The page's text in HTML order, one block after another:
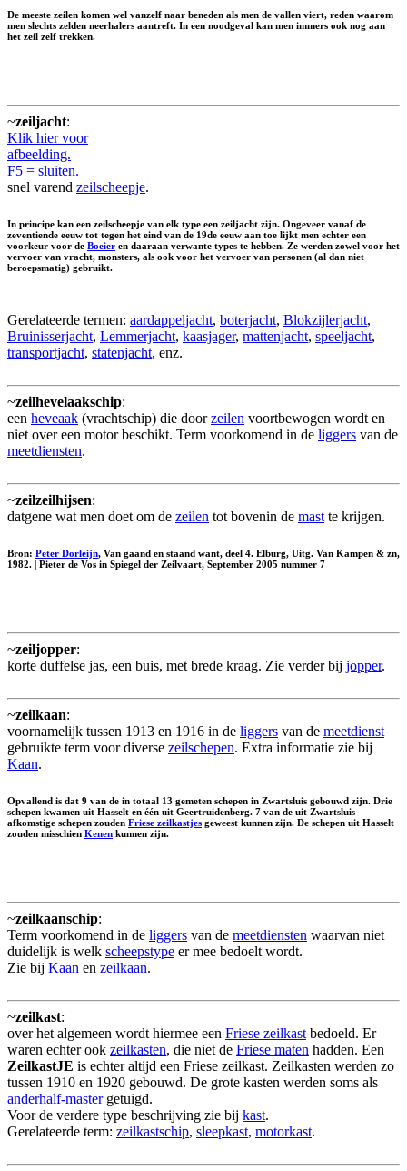
De meeste zeilen komen wel vanzelf naar beneden als men de vallen viert, reden waarom
men slechts zelden neerhalers aantreft. In een noodgeval kan men immers ook nog aan
het zeil zelf trekken.
~zeiljacht:
Klik hier voor
afbeelding.
F5 = sluiten.
snel varend zeilscheepje.
In principe kan een zeilscheepje van elk type een zeiljacht zijn. Ongeveer vanaf de
zeventiende eeuw tot tegen het eind van de 19de eeuw aan toe lijkt men echter een
voorkeur voor de Boeier en daaraan verwante types te hebben. Ze werden zowel voor het
vervoer van vracht, monsters, als ook voor het vervoer van personen (al dan niet
beroepsmatig) gebruikt.
Gerelateerde termen: aardappeljacht, boterjacht, Blokzijlerjacht,
Bruinisserjacht, Lemmerjacht, kaasjager, mattenjacht, speeljacht,
transportjacht, statenjacht, enz.
~zeilhevelaakschip:
een heveaak (vrachtschip) die doorzeilen voortbewogen wordt en
niet over een motor beschikt. Term voorkomend in de liggers van de
meetdiensten.
~zeilzeilhijsen:
datgene wat men doet om de zeilen tot bovenin de mast te krijgen.
Bron: Peter Dorleijn, Van gaand en staand want, deel 4. Elburg, Uitg. Van Kampen & zn,
1982. | Pieter de Vos in Spiegel der Zeilvaart, September 2005 nummer 7
~zeiljopper:
korte duffelse jas, een buis, met brede kraag. Zie verder bij jopper.
~zeilkaan:
voornamelijk tussen 1913 en 1916 in de liggers van de meetdienst
gebruikte term voor diverse zeilschepen. Extra informatie zie bij
Kaan.
Opvallend is dat 9 van de in totaal 13 gemeten schepen in Zwartsluis gebouwd zijn. Drie
schepen kwamen uit Hasselt en één uit Geertruidenberg. 7 van de uit Zwartsluis
afkomstige schepen zouden Friese zeilkastjes geweest kunnen zijn. De schepen uit Hasselt
zouden misschien Kenen kunnen zijn.
~zeilkaanschip:
Term voorkomend in de liggers van de meetdiensten waarvan niet
duidelijk is welk scheepstype er mee bedoelt wordt.
Zie bij Kaan en zeilkaan.
~zeilkast:
over het algemeen wordt hiermee een Friese zeilkast bedoeld. Er
waren echter ook zeilkasten, die niet de Friese maten hadden. Een
ZeilkastJE is echter altijd een Friese zeilkast. Zeilkasten werden zo
tussen 1910 en 1920 gebouwd. De grote kasten werden soms als
anderhalf-mastergetuigd.
Voor de verdere type beschrijving zie bij kast.
Gerelateerde term: zeilkastschip, sleepkast, motorkast.